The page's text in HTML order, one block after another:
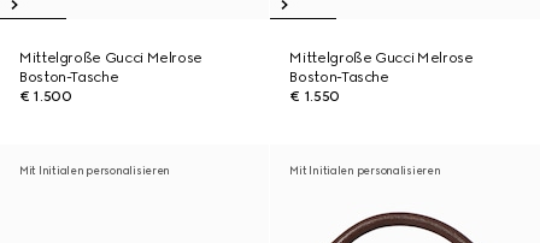
Mittelgroße Gucci Melrose
Boston-Tasche
€ 1.500
Mittelgroße Gucci Melrose
Boston-Tasche
€ 1.550
Mit Initialen personalisieren Mit Initialen personalisieren